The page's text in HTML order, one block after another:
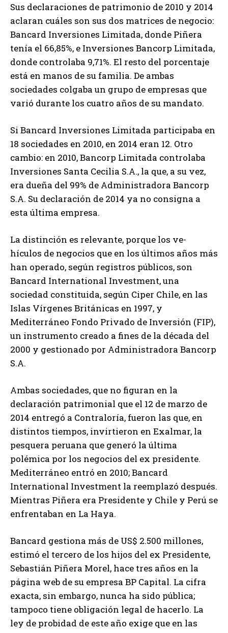
Sus declaraciones de patrimonio de 2010 y 2014
aclaran cuáles son sus dos matrices de negocio:
Bancard Inversiones Limitada, donde Piñera
tenía el 66,85%, e Inversiones Bancorp Limitada,
donde controlaba 9,71%. El resto del porcentaje
está en manos de su familia. De ambas
sociedades colgaba un grupo de empresas que
varió durante los cuatro años de su mandato.
Si Bancard Inversiones Limitada participaba en
18 sociedades en 2010, en 2014 eran 12. Otro
cambio: en 2010, Bancorp Limitada controlaba
Inversiones Santa Cecilia S.A., la que, a su vez,
era dueña del 99% de Administradora Bancorp
S.A. Su declaración de 2014 ya no consigna a
esta última empresa.
La distinción es relevante, porque los ve-
hículos de negocios que en los últimos años más
han operado, según registros públicos, son
Bancard International Investment, una
sociedad constituida, según Ciper Chile, en las
Islas Vírgenes Británicas en 1997, y
Mediterráneo Fondo Privado de Inversión (FIP),
un instrumento creado a fines de la década del
2000 y gestionado por Administradora Bancorp
S.A.
Ambas sociedades, que no figuran en la
declaración patrimonial que el 12 de marzo de
2014 entregó a Contraloría, fueron las que, en
distintos tiempos, invirtieron en Exalmar, la
pesquera peruana que generó la última
polémica por los negocios del ex presidente.
Mediterráneo entró en 2010; Bancard
International Investment la reemplazó después.
Mientras Piñera era Presidente y Chile y Perú se
enfrentaban en La Haya.
Bancard gestiona más de US$ 2.500 millones,
estimó el tercero de los hijos del ex Presidente,
Sebastián Piñera Morel, hace tres años en la
página web de su empresa BP Capital. La cifra
exacta, sin embargo, nunca ha sido pública;
tampoco tiene obligación legal de hacerlo. La
ley de probidad de este año exige que en las